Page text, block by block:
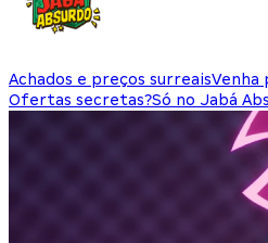
Achados e preços surreaisVenha
Ofertas secretas?Só no Jabá